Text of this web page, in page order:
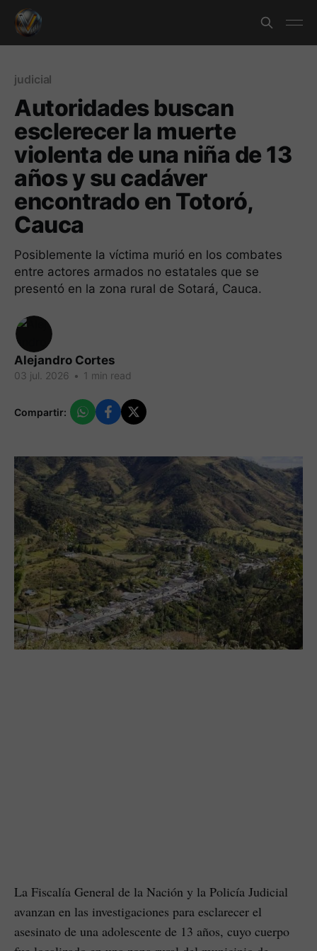
judicial
Autoridades buscan
esclerecer la muerte
violenta de una niña de 13
años y su cadáver
encontrado en Totoró,
Cauca
Posiblemente la víctima murió en los combates
entre actores armados no estatales que se
presentó en la zona rural de Sotará, Cauca.
Alejandro Cortes
03 jul. 2026 • 1 min read
Compartir:
La Fiscalía General de la Nación y la Policía Judicial
avanzan en las investigaciones para esclarecer el
asesinato de una adolescente de 13 años, cuyo cuerpo